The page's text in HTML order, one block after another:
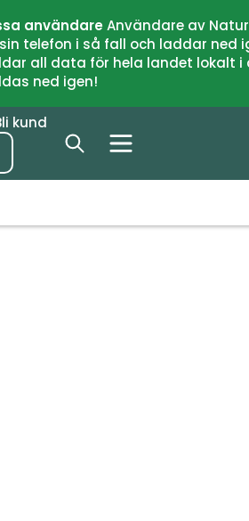
användareAnvändare av
telefon i så fall och laddar
all data för hela landet
ned igen!
kund